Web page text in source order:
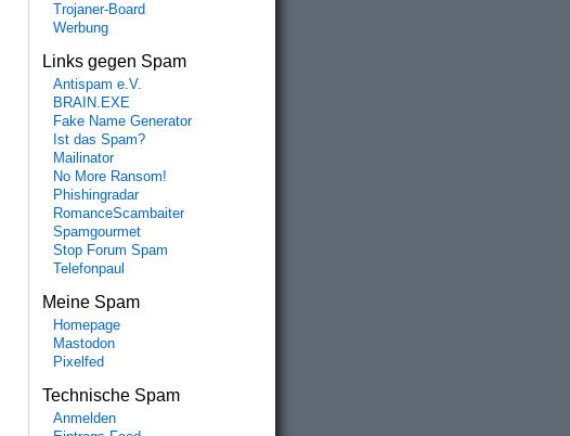
Trojaner-Board
Werbung
Links gegen Spam
Antispam e.V.
BRAIN.EXE
Fake Name Generator
Ist das Spam?
Mailinator
No More Ransom!
Phishingradar
RomanceScambaiter
Spamgourmet
Stop Forum Spam
Telefonpaul
Meine Spam
Homepage
Mastodon
Pixelfed
Technische Spam
Anmelden